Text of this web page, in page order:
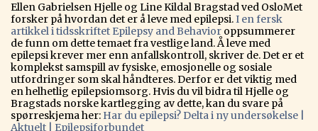
Ellen Gabrielsen Hjelle og Line Kildal Bragstad ved OsloMet
forsker på hvordan det er å leve med epilepsi.I en fersk
artikkel i tidsskriftet Epilepsy and Behavior oppsummerer
de funn om dette temaet fra vestlige land. Å leve med
epilepsi krever mer enn anfallskontroll, skriver de. Det er et
komplekst samspill av fysiske, emosjonelle og sosiale
utfordringer som skal håndteres. Derfor er det viktig med
en helhetlig epilepsiomsorg. Hvis du vil bidra til Hjelle og
Bragstads norske kartlegging av dette, kan du svare på
spørreskjema her: Har du epilepsi? Delta i ny undersøkelse |
Aktuelt | Epilepsiforbundet